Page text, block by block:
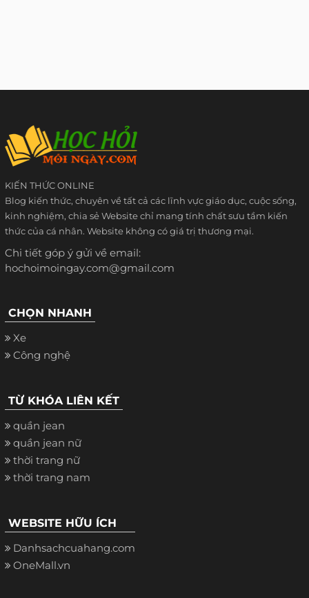
KIẾN THỨC ONLINE
Blog kiến thức, chuyên về tất cả các lĩnh vực giáo dục, cuộc sống,
kinh nghiệm, chia sẻ Website chỉ mang tính chất sưu tầm kiến
thức của cá nhân. Website không có giá trị thương mại.
Chi tiết góp ý gửi về email:
hochoimoingay.com@gmail.com
CHỌN NHANH
Xe
Công nghệ
TỪ KHÓA LIÊN KẾT
quần jean
quần jean nữ
thời trang nữ
thời trang nam
WEBSITE HỮU ÍCH
Danhsachcuahang.com
OneMall.vn